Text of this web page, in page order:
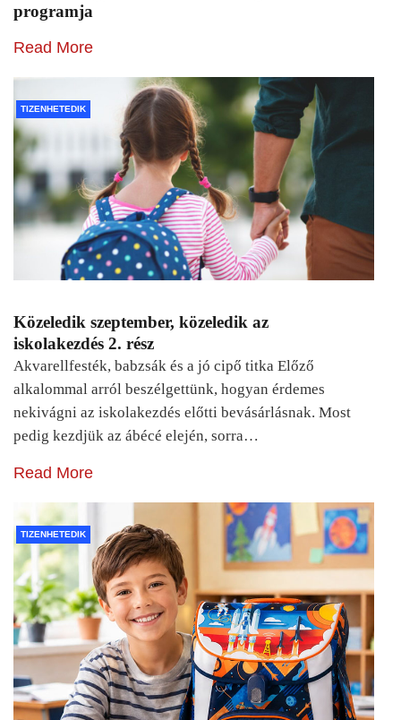
programja
Read More
TIZENHETEDIK
Közeledik szeptember, közeledik az
iskolakezdés 2. rész
Akvarellfesték, babzsák és a jó cipő titka Előző
alkalommal arról beszélgettünk, hogyan érdemes
nekivágni az iskolakezdés előtti bevásárlásnak. Most
pedig kezdjük az ábécé elején, sorra…
Read More
TIZENHETEDIK